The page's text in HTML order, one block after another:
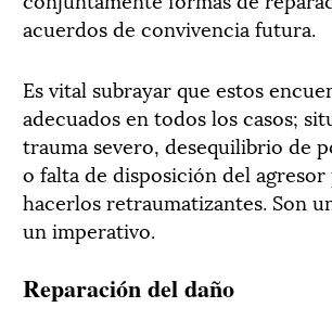
acuerdos de convivencia futura.
Es vital subrayar que estos
adecuados en todos los casos;
trauma severo, desequilibrio de
o falta de disposición del agresor
hacerlos retraumatizantes. Son
un imperativo.
Reparación del daño